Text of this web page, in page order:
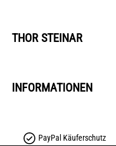
THOR STEINAR
INFORMATIONEN
PayPal Käuferschutz